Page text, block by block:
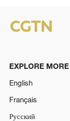
EXPLORE MORE
English
Français
Русский